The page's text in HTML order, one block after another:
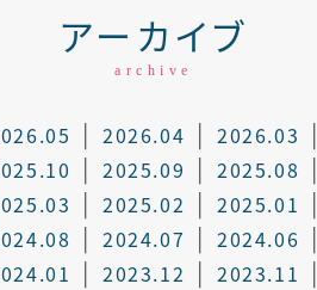
アーカイブ
archive
2026.04 2026.03
2025.09 2025.08
2025.02 2025.01
2024.07 2024.06
2023.12 2023.11